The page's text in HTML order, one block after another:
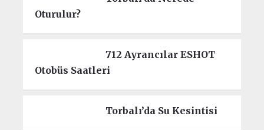
Oturulur?
712 Ayrancılar ESHOT
Otobüs Saatleri
Torbalı’da Su Kesintisi